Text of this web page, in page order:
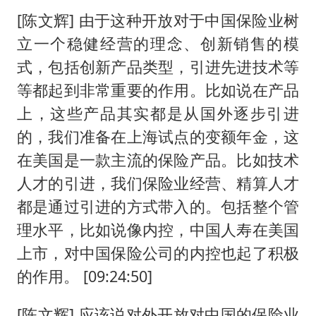
[陈文辉] 由于这种开放对于中国保险业树
立一个稳健经营的理念、创新销售的模
式，包括创新产品类型，引进先进技术等
等都起到非常重要的作用。比如说在产品
上，这些产品其实都是从国外逐步引进
的，我们准备在上海试点的变额年金，这
在美国是一款主流的保险产品。比如技术
人才的引进，我们保险业经营、精算人才
都是通过引进的方式带入的。包括整个管
理水平，比如说像内控，中国人寿在美国
上市，对中国保险公司的内控也起了积极
的作用。 [09:24:50]